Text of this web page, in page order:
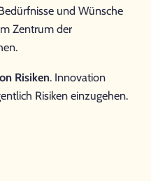
und Wünsche
Zentrum der
Risiken. Innovation
Risiken einzugehen.